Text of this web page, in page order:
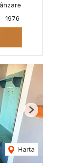
1976
Harta
Next